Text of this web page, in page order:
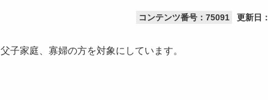
コンテンツ番号：75091 更新日：
子家庭、寡婦の方を対象にしています。